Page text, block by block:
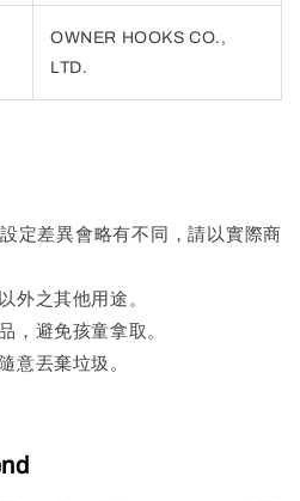
OWNER HOOKS CO.,
LTD.
定差異會略有不同，請以實際商
外之其他用途。
，避免孩童拿取。
意丟棄垃圾。